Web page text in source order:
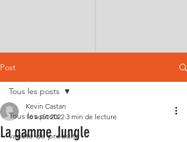
Post
Tous les posts
variété de produits
Tous les posts
La gamme Jungle
Kevin Castan
16 août 2022 3 min de lecture